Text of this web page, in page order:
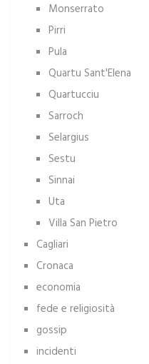
Monserrato
Pirri
Pula
Quartu Sant'Elena
Quartucciu
Sarroch
Selargius
Sestu
Sinnai
Uta
Villa San Pietro
Cagliari
Cronaca
economia
fede e religiosità
gossip
incidenti